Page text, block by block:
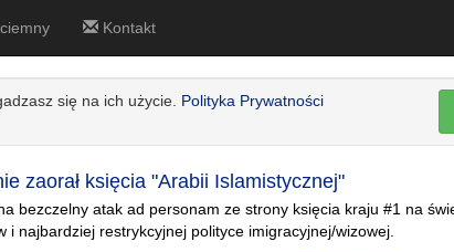
Kontakt
się na ich użycie. Polityka Prywatności
zaorał księcia "Arabii Islamistycznej"
bezczelny atak ad personam ze strony księcia kraju #1 na
i najbardziej restrykcyjnej polityce imigracyjnej/wizowej.